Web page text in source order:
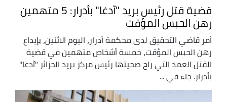
قضية قتل رئيس بريد "آدغا" بأدرار: 5 متهمين
رهن الحبس المؤقت
أمر قاضي التحقيق لدى محكمة أدرار، اليوم الاثنين، بإيداع
رهن الحبس المؤقت، خمسة أشخاص متهمين في قضية
القتل العمد التي راح ضحيتها رئيس مركز بريد الجزائر "آدغا"
بأدرار. جاء في ...